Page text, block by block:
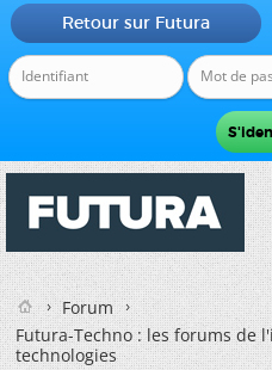
Retour sur Futura
Forum
Futura-Techno : les forums de
technologies